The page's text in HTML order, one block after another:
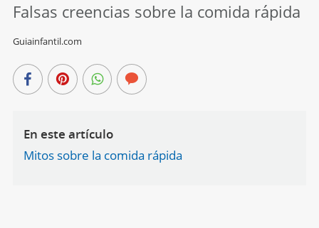
Falsas creencias sobre la comida rápida
Guiainfantil.com
En este artículo
Mitos sobre la comida rápida